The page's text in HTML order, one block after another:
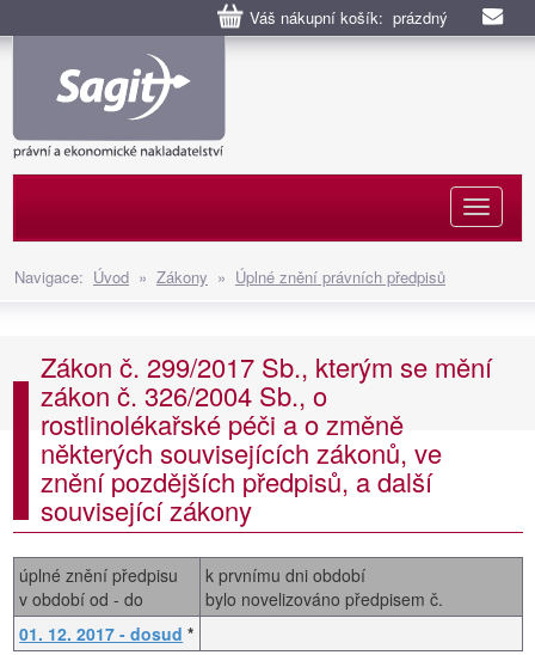
Váš nákupní košík: prázdný
Navigace: Úvod » Zákony » Úplné znění právních předpisů
Zákon č. 299/2017 Sb., kterým se mění
zákon č. 326/2004 Sb., o
rostlinolékařské péči a o změně
některých souvisejících zákonů, ve
znění pozdějších předpisů, a další
související zákony
úplné znění předpisu
v období od - do
k prvnímu dni období
bylo novelizováno předpisem č.
01. 12. 2017 - dosud *